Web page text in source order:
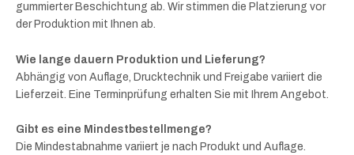
gummierter Beschichtung ab. Wir stimmen die Platzierung vor
der Produktion mit Ihnen ab.
Wie lange dauern Produktion und Lieferung?
Abhängig von Auflage, Drucktechnik und Freigabe variiert die
Lieferzeit. Eine Terminprüfung erhalten Sie mit Ihrem Angebot.
Gibt es eine Mindestbestellmenge?
Die Mindestabnahme variiert je nach Produkt und Auflage.